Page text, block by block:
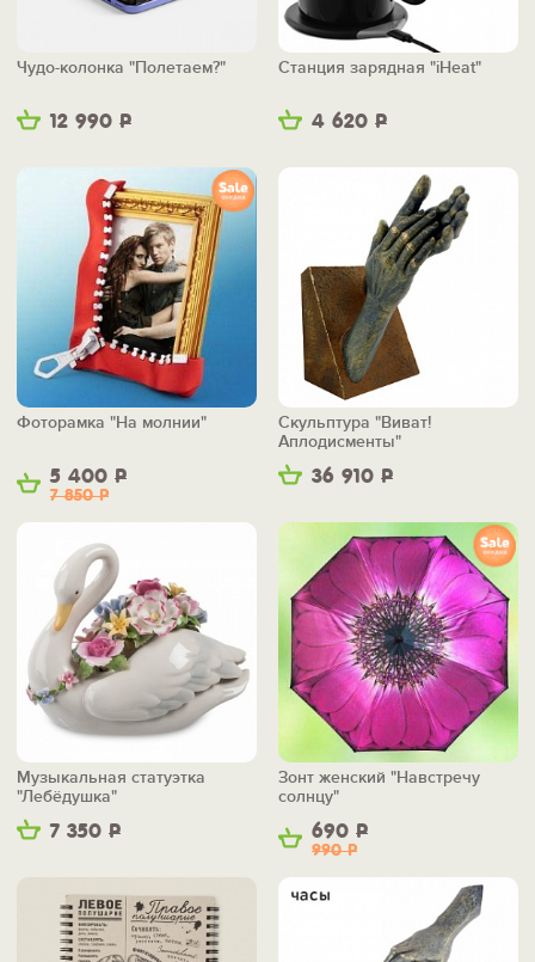
12 990 Р
Чудо-колонка "Полетаем?"
4 620 Р
Станция зарядная "iHeat"
5 400 Р
7 850Р
Фоторамка "На молнии"
36 910 Р
Скульптура "Виват!
Аплодисменты"
7 350 Р
Музыкальная статуэтка
"Лебёдушка"
690 Р
990Р
Зонт женский "Навстречу
солнцу"